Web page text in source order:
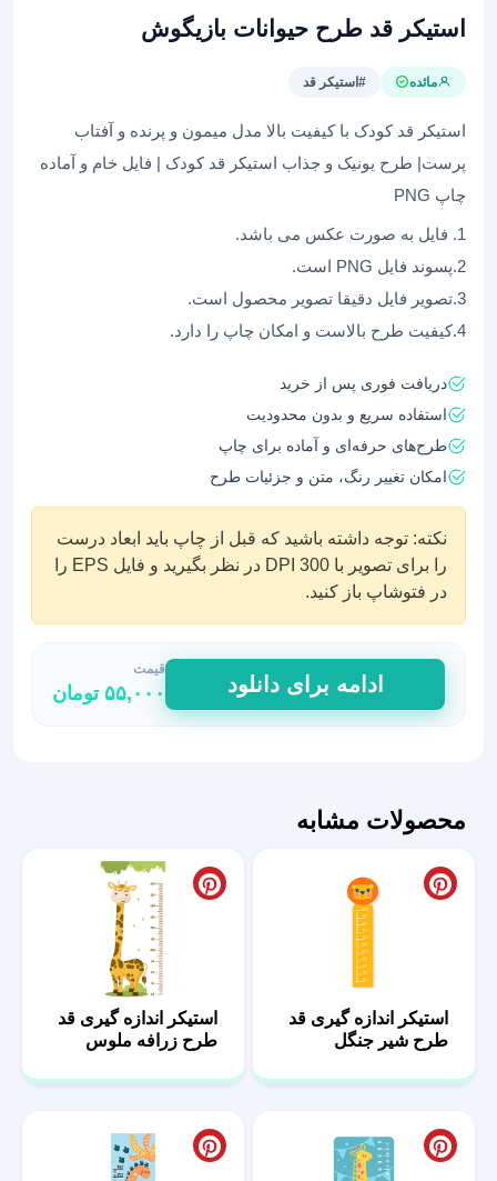
استیکر قد طرح حیوانات بازیگوش
مائده #استیکر قد
استیکر قد کودک با کیفیت بالا مدل میمون و پرنده و آفتاب
پرست| طرح‌ یونیک و جذاب استیکر قد کودک | فایل‌ خام و آماده
چاپ PNG
1. فایل به صورت عکس می باشد.
2.پسوند فایل PNG است.
3.تصویر فایل دقیقا تصویر محصول است.
4.کیفیت طرح بالاست و امکان چاپ را دارد.
دریافت فوری پس از خرید
استفاده سریع و بدون محدودیت
طرح‌های حرفه‌ای و آماده برای چاپ
امکان تغییر رنگ، متن و جزئیات طرح
نکته: توجه داشته باشید که قبل از چاپ باید ابعاد درست
را برای تصویر با DPI 300 در نظر بگیرید و فایل EPS را
در فتوشاپ باز کنید.
استیکر
قد
طرح
ادامه برای دانلود
قیمت
۵۵,۰۰۰ تومان
محصولات مشابه
استیکر اندازه گیری قد
طرح شیر جنگل
استیکر اندازه گیری قد
طرح زرافه ملوس